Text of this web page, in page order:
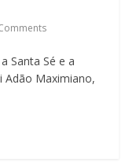
Santa Sé e a
Adão Maximiano,